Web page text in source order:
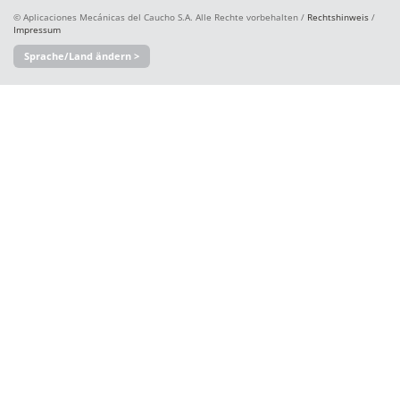
© Aplicaciones Mecánicas del Caucho S.A. Alle Rechte vorbehalten / Rechtshinweis /
Impressum
Sprache/Land ändern >